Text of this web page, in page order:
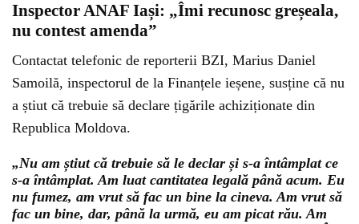
Inspector ANAF Iași: „Îmi recunosc greșeala,
nu contest amenda”
Contactat telefonic de reporterii BZI, Marius Daniel
Samoilă, inspectorul de la Finanțele ieșene, susține că nu
a știut că trebuie să declare țigările achiziționate din
Republica Moldova.
„Nu am știut că trebuie să le declar și s-a întâmplat ce
s-a întâmplat. Am luat cantitatea legală până acum. Eu
nu fumez, am vrut să fac un bine la cineva. Am vrut să
fac un bine, dar, până la urmă, eu am picat rău. Am